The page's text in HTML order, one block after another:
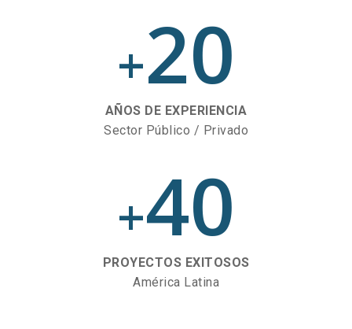
+20
AÑOS DE EXPERIENCIA
Sector Público / Privado
+40
PROYECTOS EXITOSOS
América Latina